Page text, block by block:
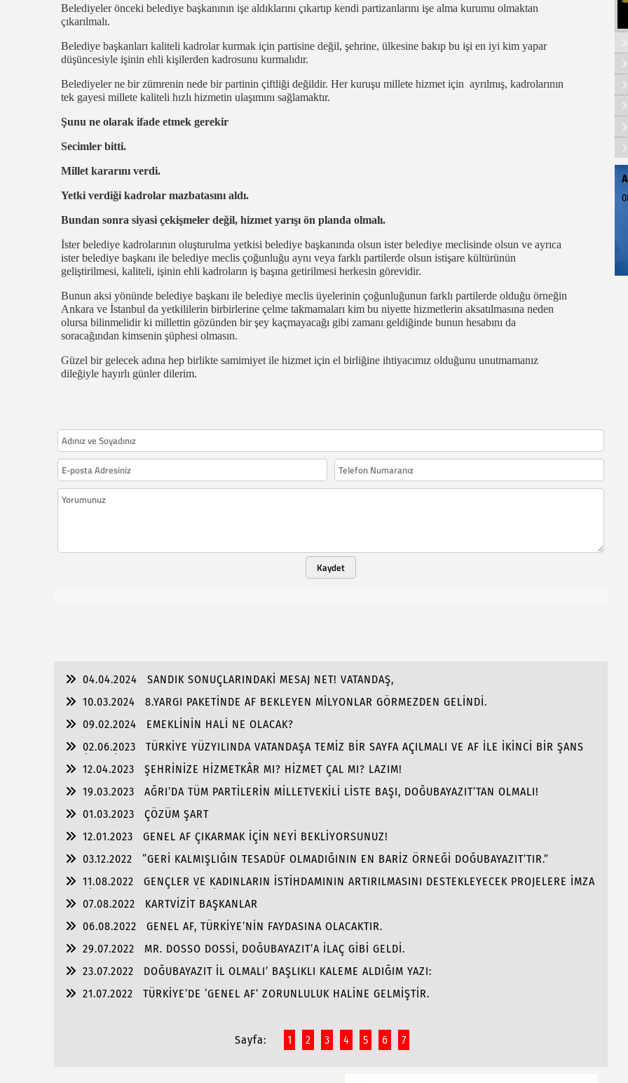
Belediyeler önceki belediye başkanının işe aldıklarını çıkartıp kendi partizanlarını işe alma kurumu olmaktan
çıkarılmalı.
Belediye başkanları kaliteli kadrolar kurmak için partisine değil, şehrine, ülkesine bakıp bu işi en iyi kim yapar
düşüncesiyle işinin ehli kişilerden kadrosunu kurmalıdır.
Belediyeler ne bir zümrenin nede bir partinin çiftliği değildir. Her kuruşu millete hizmet için ayrılmış, kadrolarının
tek gayesi millete kaliteli hızlı hizmetin ulaşımını sağlamaktır.
Şunu ne olarak ifade etmek gerekir
Secimler bitti.
Millet kararını verdi.
Yetki verdiği kadrolar mazbatasını aldı.
Bundan sonra siyasi çekişmeler değil, hizmet yarışı ön planda olmalı.
İster belediye kadrolarının oluşturulma yetkisi belediye başkanında olsun ister belediye meclisinde olsun ve ayrıca
ister belediye başkanı ile belediye meclis çoğunluğu aynı veya farklı partilerde olsun istişare kültürünün
geliştirilmesi, kaliteli, işinin ehli kadroların iş başına getirilmesi herkesin görevidir.
Bunun aksi yönünde belediye başkanı ile belediye meclis üyelerinin çoğunluğunun farklı partilerde olduğu örneğin
Ankara ve İstanbul da yetkililerin birbirlerine çelme takmamaları kim bu niyette hizmetlerin aksatılmasına neden
olursa bilinmelidir ki millettin gözünden bir şey kaçmayacağı gibi zamanı geldiğinde bunun hesabını da
soracağından kimsenin şüphesi olmasın.
Güzel bir gelecek adına hep birlikte samimiyet ile hizmet için el birliğine ihtiyacımız olduğunu unutmamanız
dileğiyle hayırlı günler dilerim.
Kaydet
04.04.2024
SANDIK SONUÇLARINDAKİ MESAJ NET! VATANDAŞ,
10.03.2024
8.YARGI PAKETİNDE AF BEKLEYEN MİLYONLAR GÖRMEZDEN GELİNDİ.
09.02.2024
EMEKLİNİN HALİ NE OLACAK?
02.06.2023
TÜRKİYE YÜZYILINDA VATANDAŞA TEMİZ BİR SAYFA AÇILMALI VE AF İLE İKİNCİ BİR ŞANS
12.04.2023
ŞEHRİNİZE HİZMETKÂR MI? HİZMET ÇAL MI? LAZIM!
19.03.2023
AĞRI’DA TÜM PARTİLERİN MİLLETVEKİLİ LİSTE BAŞI, DOĞUBAYAZIT’TAN OLMALI!
01.03.2023
ÇÖZÜM ŞART
12.01.2023
GENEL AF ÇIKARMAK İÇİN NEYİ BEKLİYORSUNUZ!
03.12.2022
“GERİ KALMIŞLIĞIN TESADÜF OLMADIĞININ EN BARİZ ÖRNEĞİ DOĞUBAYAZIT’TIR.”
11.08.2022
GENÇLER VE KADINLARIN İSTİHDAMININ ARTIRILMASINI DESTEKLEYECEK PROJELERE İMZA
ATABİLECEK DERNEKLERE İHTİYAÇ VAR!
07.08.2022
KARTVİZİT BAŞKANLAR
06.08.2022
GENEL AF, TÜRKİYE’NİN FAYDASINA OLACAKTIR.
29.07.2022
MR. DOSSO DOSSİ, DOĞUBAYAZIT’A İLAÇ GİBİ GELDİ.
23.07.2022
DOĞUBAYAZIT İL OLMALI’ BAŞLIKLI KALEME ALDIĞIM YAZI:
21.07.2022
TÜRKİYE’DE ‘GENEL AF’ ZORUNLULUK HALİNE GELMİŞTİR.
Sayfa: 1 2 3 4 5 6 7